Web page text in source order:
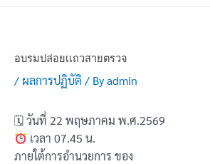
อบรมปล่อยเเถวสายตรวจ
/ ผลการปฏิบัติ / Byadmin
🗓 วันที่ 22 พฤษภาคม พ.ศ.2569
เวลา 07.45 น.
ภายใต้การอำนวยการ ของ